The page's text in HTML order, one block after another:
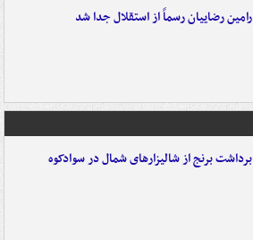
رامین رضاییان رسماً از استقلال جدا شد
برداشت برنج از شالیزارهای شمال در سوادکوه